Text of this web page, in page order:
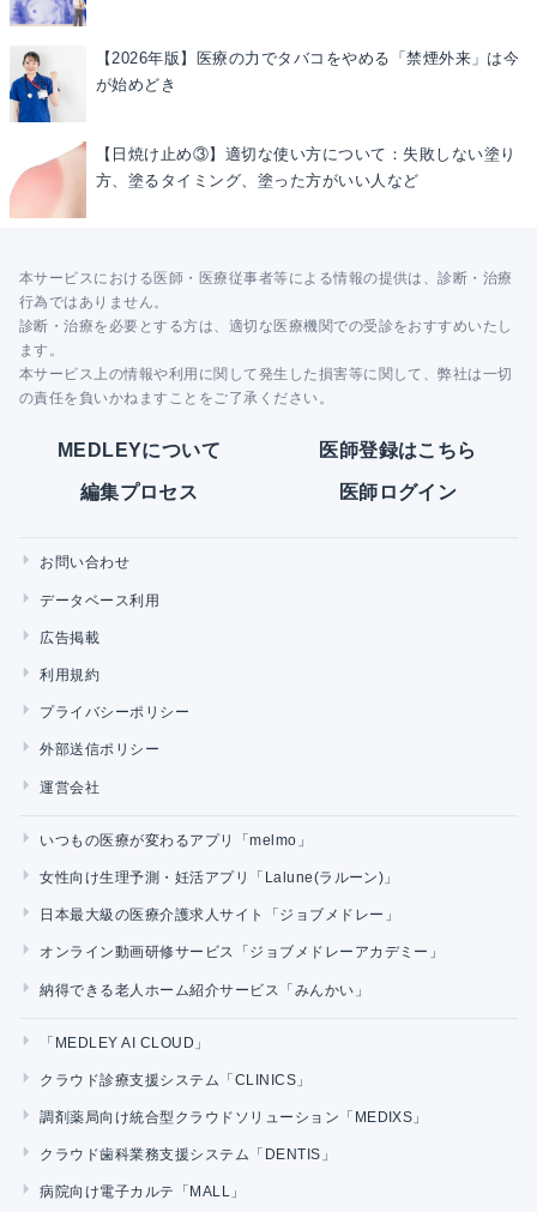
【2026年版】医療の力でタバコをやめる「禁煙外来」は今
が始めどき
【日焼け止め③】適切な使い方について：失敗しない塗り
方、塗るタイミング、塗った方がいい人など
本サービスにおける医師・医療従事者等による情報の提供は、診断・治療
行為ではありません。
診断・治療を必要とする方は、適切な医療機関での受診をおすすめいたし
ます。
本サービス上の情報や利用に関して発生した損害等に関して、弊社は一切
の責任を負いかねますことをご了承ください。
MEDLEYについて 医師登録はこちら
編集プロセス 医師ログイン
お問い合わせ
データベース利用
広告掲載
利用規約
プライバシーポリシー
外部送信ポリシー
運営会社
いつもの医療が変わるアプリ「melmo」
女性向け生理予測・妊活アプリ「Lalune(ラルーン)」
日本最大級の医療介護求人サイト「ジョブメドレー」
オンライン動画研修サービス「ジョブメドレーアカデミー」
納得できる老人ホーム紹介サービス「みんかい」
「MEDLEY AI CLOUD」
クラウド診療支援システム「CLINICS」
調剤薬局向け統合型クラウドソリューション「MEDIXS」
クラウド歯科業務支援システム「DENTIS」
病院向け電子カルテ「MALL」